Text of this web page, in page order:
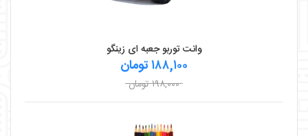
وانت توربو جعبه ای زینگو
۱۸۸,۱۰۰ تومان
۱۹۸,۰۰۰ تومان